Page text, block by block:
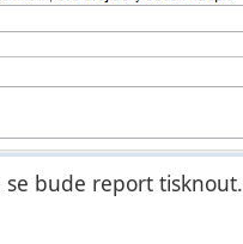
bude report tisknout.